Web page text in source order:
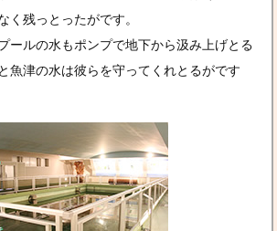
く残っとったがです。
ールの水もポンプで地下から汲み上げとる
魚津の水は彼らを守ってくれとるがです